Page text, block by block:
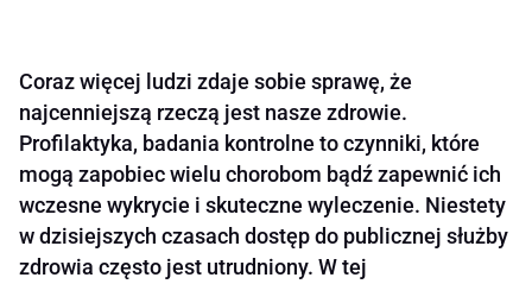
Coraz więcej ludzi zdaje sobie sprawę, że
najcenniejszą rzeczą jest nasze zdrowie.
Profilaktyka, badania kontrolne to czynniki, które
mogą zapobiec wielu chorobom bądź zapewnić ich
wczesne wykrycie i skuteczne wyleczenie. Niestety
w dzisiejszych czasach dostęp do publicznej służby
zdrowia często jest utrudniony. W tej